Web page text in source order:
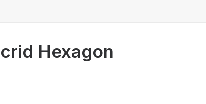
Hexagon